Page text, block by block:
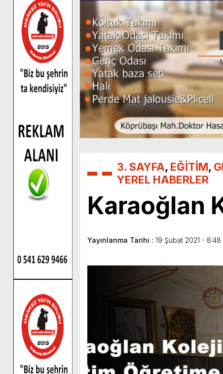
3. SAYFA, EĞİTİM,
YEREL HABERLER
Karaoğlan
Yayınlanma Tarihi : 19 Şubat 2021 - 8:48